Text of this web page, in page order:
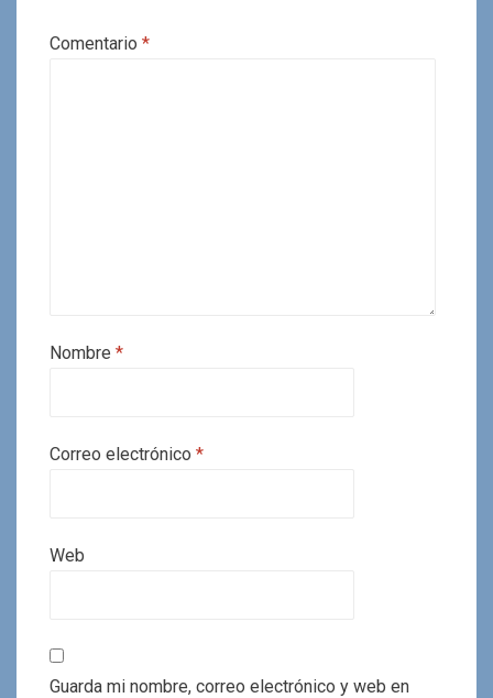
Comentario *
Nombre *
Correo electrónico *
Web
Guarda mi nombre, correo electrónico y web en